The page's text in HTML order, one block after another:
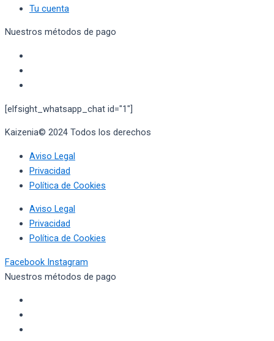
Tu cuenta
Nuestros métodos de pago
[elfsight_whatsapp_chat id="1"]
Kaizenia© 2024 Todos los derechos
Aviso Legal
Privacidad
Política de Cookies
Aviso Legal
Privacidad
Política de Cookies
Facebook Instagram
Nuestros métodos de pago